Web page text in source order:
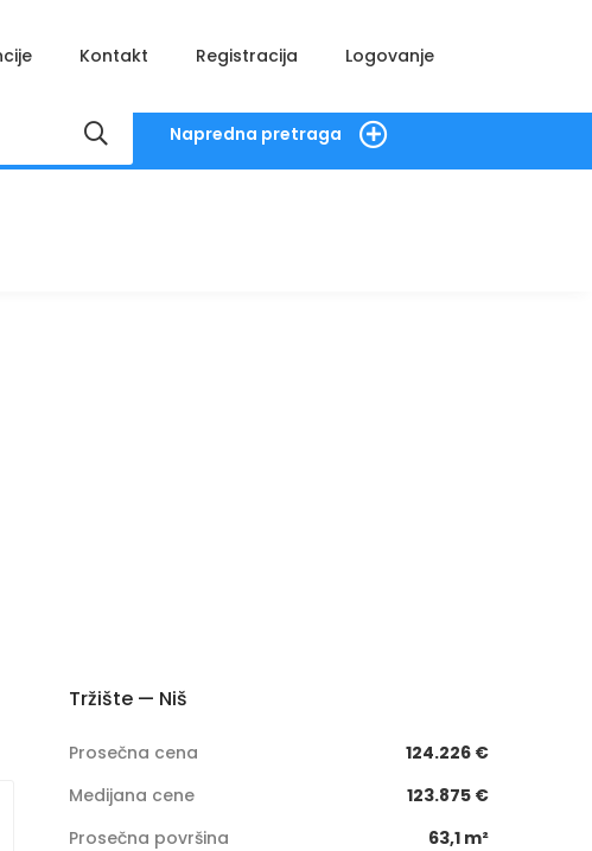
Kontakt Registracija Logovanje
Napredna pretraga
Tržište — Niš
Prosečna cena
124.226 €
Medijana cene
123.875 €
Prosečna površina
63,1 m²